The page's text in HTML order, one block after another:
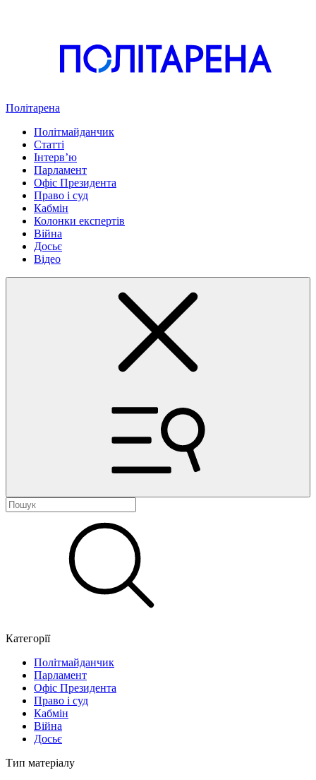
Політарена
Політмайданчик
Статті
Інтервʼю
Парламент
Офіс Президента
Право і суд
Кабмін
Колонки експертів
Війна
Досьє
Відео
Категорії
Політмайданчик
Парламент
Офіс Президента
Право і суд
Кабмін
Війна
Досьє
Тип матеріалу